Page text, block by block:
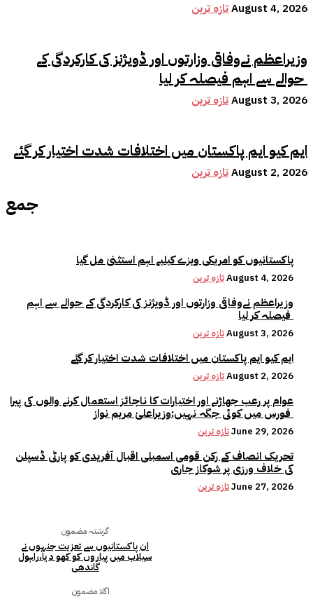
تازہ ترینAugust 4, 2026
وزیراعظم نےوفاقی وزارتوں اور ڈویژنز کی کارکردگی کے
حوالے سے اہم فیصلہ کر لیا
تازہ ترینAugust 3, 2026
ایم کیو ایم پاکستان میں اختلافات شدت اختیار کر گئے
تازہ ترینAugust 2, 2026
جمع
پاکستانیوں کو امریکی ویزے کیلیے اہم استثنیٰ مل گیا
تازہ ترینAugust 4, 2026
وزیراعظم نےوفاقی وزارتوں اور ڈویژنز کی کارکردگی کے حوالے سے اہم
تازہ ترینAugust 3, 2026
ایم کیو ایم پاکستان میں اختلافات شدت اختیار کر گئے
تازہ ترینAugust 2, 2026
عوام پر رعب جھاڑنے اور اختیارات کا ناجائز استعمال کرنے والوں کی پیرا
تازہ ترینJune 29, 2026
تحریک انصاف کے رکن قومی اسمبلی اقبال آفریدی کو پارٹی ڈسپلن
کی خلاف ورزی پر شوکاز جاری
تازہ ترینJune 27, 2026
گزشتہ مضمون
ان پاکستانیوں سے تعزیت جنہوں نے
سیلاب میں پیاروں کو کھو د یا،راہول
گاندھی
اگلا مضمون